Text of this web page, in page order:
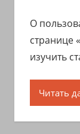
О
странице
изучить
Читать